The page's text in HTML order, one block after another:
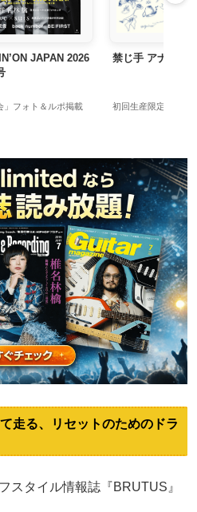
禁じ手 アナログ盤
初回生産限定アナログ盤
走る、リセットのためのドラ
スタイル情報誌『BRUTUS』